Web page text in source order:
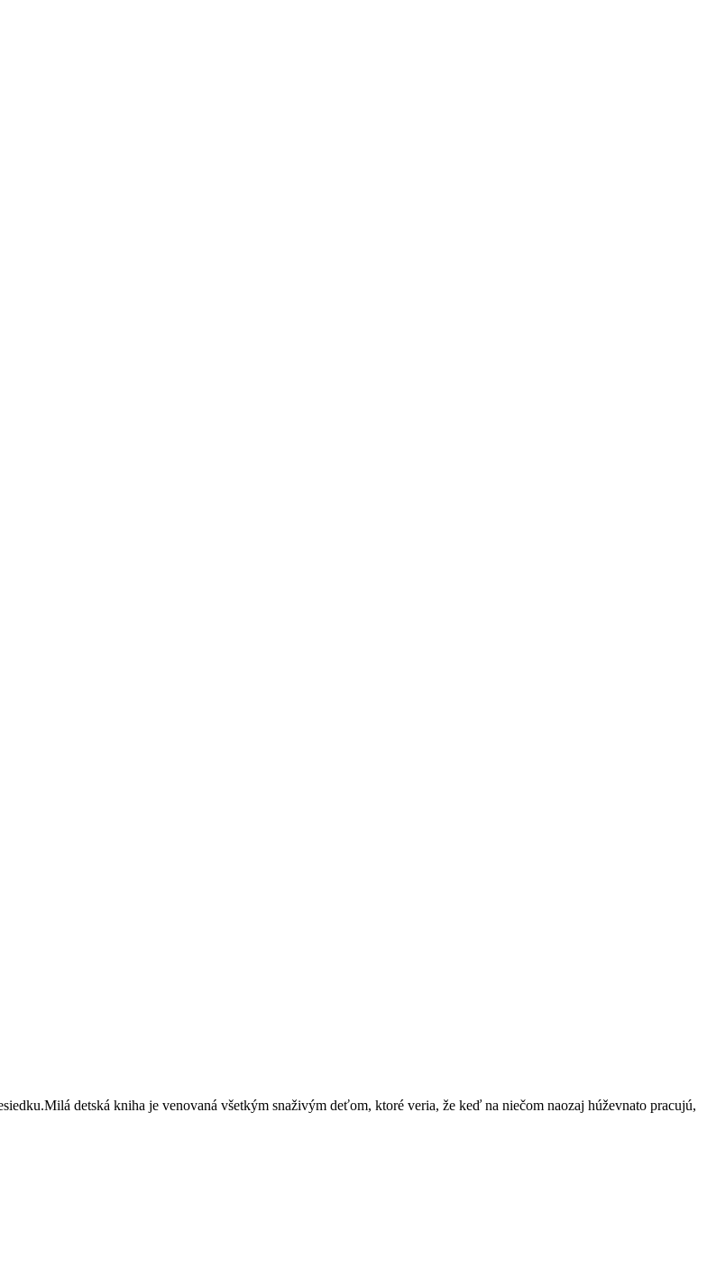
detská kniha je venovaná všetkým snaživým deťom, ktoré veria, že keď na niečom naozaj húževnato pracujú,